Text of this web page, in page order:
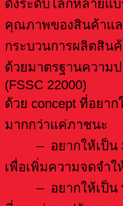
ดังระดับโลกหลายแ
คุณภาพของสินค้าแ
กระบวนการผลิตสิน
ด้วยมาตรฐานความ
(FSSC 22000)
ด้วย concept ที่อยา
มากกว่าแค่ภาชนะ​
– อยากให้เป็น
เพื่อเพิ่มความจดจำใ
– อยากให้เป็น พ